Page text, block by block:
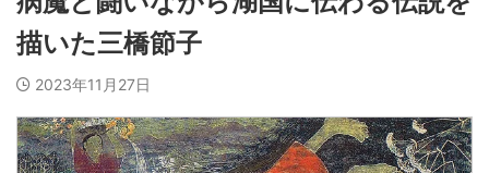
描いた三橋節子
2023年11月27日